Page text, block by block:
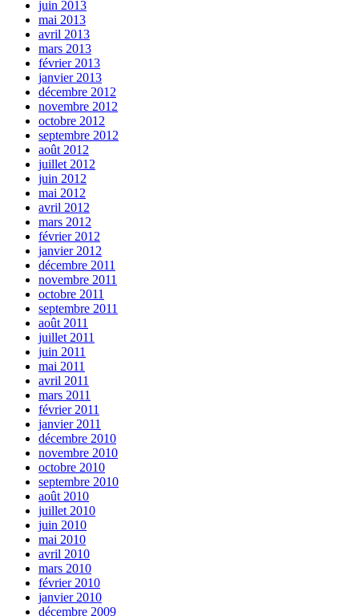
juin 2013
mai 2013
avril 2013
mars 2013
février 2013
janvier 2013
décembre 2012
novembre 2012
octobre 2012
septembre 2012
août 2012
juillet 2012
juin 2012
mai 2012
avril 2012
mars 2012
février 2012
janvier 2012
décembre 2011
novembre 2011
octobre 2011
septembre 2011
août 2011
juillet 2011
juin 2011
mai 2011
avril 2011
mars 2011
février 2011
janvier 2011
décembre 2010
novembre 2010
octobre 2010
septembre 2010
août 2010
juillet 2010
juin 2010
mai 2010
avril 2010
mars 2010
février 2010
janvier 2010
décembre 2009